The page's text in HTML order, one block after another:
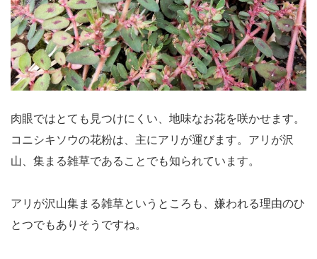
肉眼ではとても見つけにくい、地味なお花を咲かせます。
コニシキソウの花粉は、主にアリが運びます。アリが沢
山、集まる雑草であることでも知られています。
アリが沢山集まる雑草というところも、嫌われる理由のひ
とつでもありそうですね。